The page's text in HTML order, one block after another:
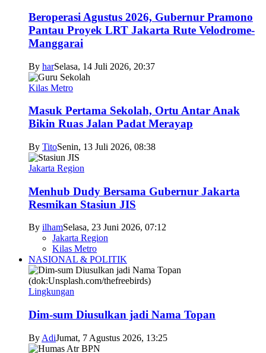
Beroperasi Agustus 2026, Gubernur Pramono
Pantau Proyek LRT Jakarta Rute Velodrome-
Manggarai
By harSelasa, 14 Juli 2026, 20:37
Kilas Metro
Masuk Pertama Sekolah, Ortu Antar Anak
Bikin Ruas Jalan Padat Merayap
By TitoSenin, 13 Juli 2026, 08:38
Jakarta Region
Menhub Dudy Bersama Gubernur Jakarta
Resmikan Stasiun JIS
By ilhamSelasa, 23 Juni 2026, 07:12
Jakarta Region
Kilas Metro
NASIONAL & POLITIK
Lingkungan
Dim-sum Diusulkan jadi Nama Topan
By AdiJumat, 7 Agustus 2026, 13:25